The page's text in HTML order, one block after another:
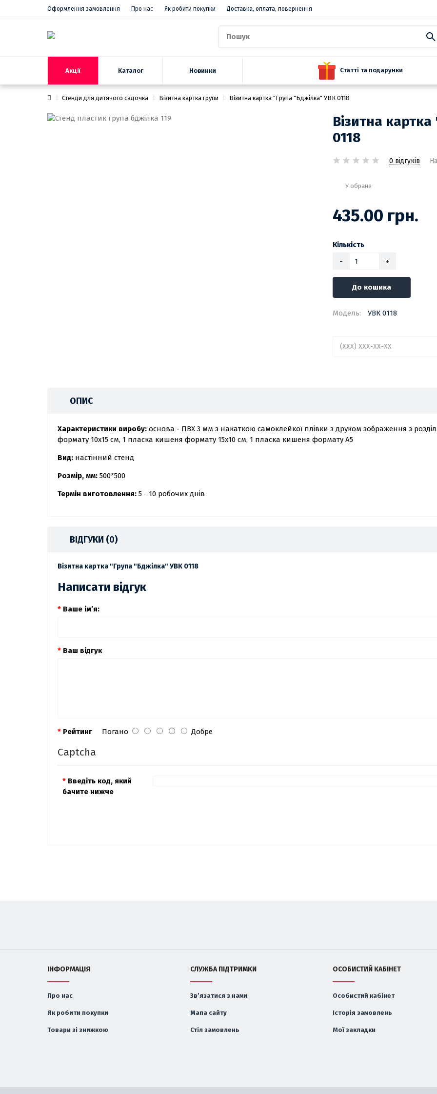
Оформлення замовлення Про нас Як робити покупки Доставка, оплата, повернення
Акції Каталог Новинки Статті та подарунки
Стенди для дитячого садочка Візитна картка групи Візитна картка "Група "Бджілка" УВК 0118
Візитна
0118
0 відгуків
У обране
435.00 грн.
Кількість
-
+
До кошика
Модель: УВК 0118
ОПИС
Характеристики виробу: основа - ПВХ 3 мм з накаткою самоклейкої плівки з друком зображення з
формату 10х15 см, 1 пласка кишеня формату 15х10 см, 1 пласка кишеня формату А5
Вид: настінний стенд
Розмір, мм: 500*500
Термін виготовлення: 5 - 10 робочих днів
ВІДГУКИ (0)
Візитна картка "Група "Бджілка" УВК 0118
Написати відгук
Ваше ім’я:
Ваш відгук
Рейтинг Погано Добре
Captcha
Введіть код, який
бачите нижче
ІНФОРМАЦІЯ
Про нас
Як робити покупки
Товари зі знижкою
СЛУЖБА ПІДТРИМКИ
Зв’язатися з нами
Мапа сайту
Стіл замовлень
ОСОБИСТИЙ КАБІНЕТ
Особистий кабінет
Історія замовлень
Мої закладки